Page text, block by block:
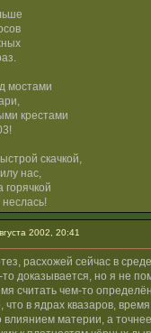
мостами
крестами
скачкой,
нас,
горячкой
2002, 20:41
расхожей сейчас в
то доказывается, но я не
считать чем-то
что в ядрах квазаров,
влиянием материи, а